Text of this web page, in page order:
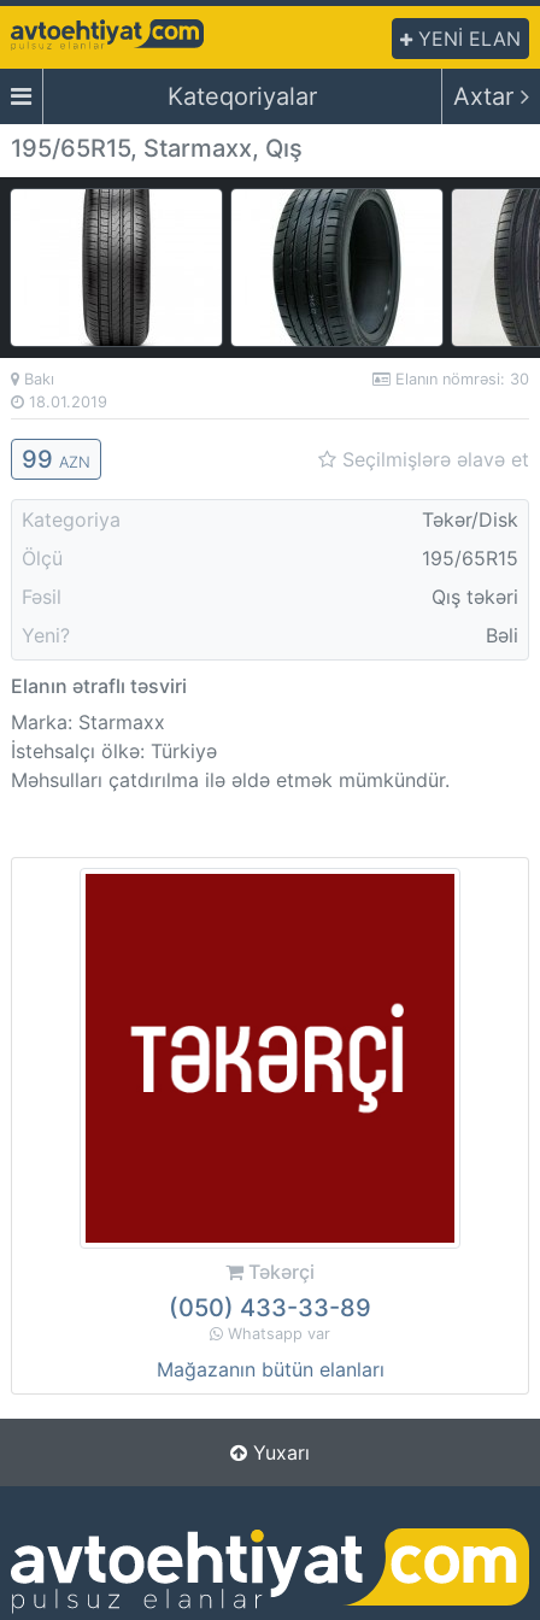
YENİ ELAN
Kateqoriyalar
Axtar
195/65R15, Starmaxx, Qış
Bakı
18.01.2019
Elanın nömrəsi: 30
99 AZN Seçilmişlərə əlavə et
Kategoriya
Təkər/Disk
Ölçü
195/65R15
Fəsil
Qış təkəri
Yeni?
Bəli
Elanın ətraflı təsviri
Marka: Starmaxx
İstehsalçı ölkə: Türkiyə
Məhsulları çatdırılma ilə əldə etmək mümkündür.
Təkərçi
(050) 433-33-89
Whatsapp var
Mağazanın bütün elanları
Yuxarı